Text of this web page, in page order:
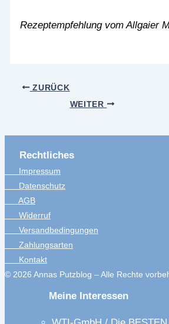
Rezeptempfehlung vom Allgaier
ZURÜCK
WEITER
Rechtliches
Impressum
Datenschutz
AGB
Widerruf
Versandbedingungen
Zahlungsarten
Kontakt
© 2026 Annas Putzblog – Alle Rechte
Meine Interessen